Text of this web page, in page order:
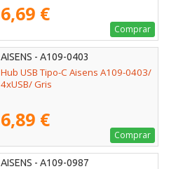
6,69 €
Comprar
AISENS - A109-0403
Hub USB Tipo-C Aisens A109-0403/
4xUSB/ Gris
6,89 €
Comprar
AISENS - A109-0987